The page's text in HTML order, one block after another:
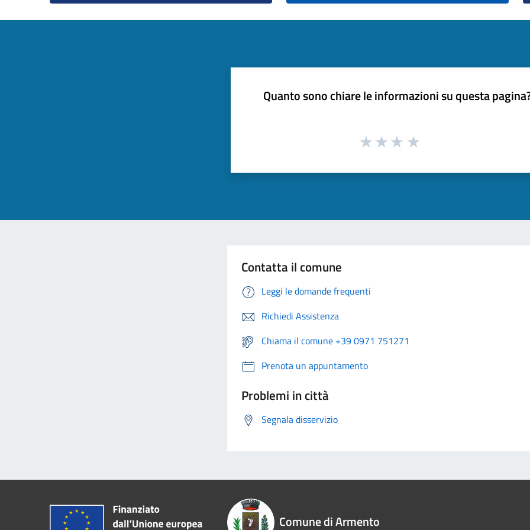
Quanto sono chiare le informazioni su questa
Contatta il comune
Leggi le domande frequenti
Richiedi Assistenza
Chiama il comune +39 0971 751271
Prenota un appuntamento
Problemi in città
Segnala disservizio
Comune di Armento